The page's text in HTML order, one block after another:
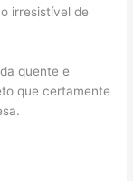
irresistível de
quente e
que certamente